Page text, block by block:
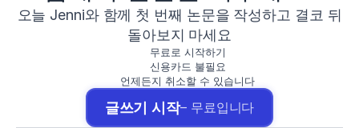
오늘 Jenni와 함께 첫 번째 논문을 작성하고 결코 뒤
돌아보지 마세요
무료로 시작하기
신용카드 불필요
언제든지 취소할 수 있습니다
글쓰기 시작– 무료입니다